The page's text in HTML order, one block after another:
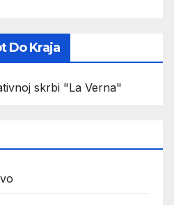
Do Kraja
skrbi "La Verna"